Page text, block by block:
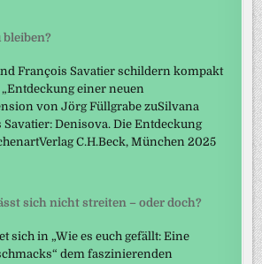
bleiben?
François Savatier schildern kompakt
einer neuen
von Jörg Füllgrabe zuSilvana
Denisova. Die Entdeckung
C.H.Beck, München 2025
sich nicht streiten – oder doch?
sich in „Wie es euch gefällt: Eine
dem faszinierenden